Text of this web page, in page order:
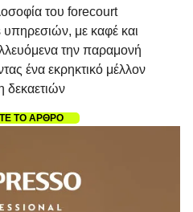
του forecourt
υπηρεσιών, με καφέ και
την παραμονή
ένα εκρηκτικό μέλλον
δεκαετιών
ΤΟ ΑΡΘΡΟ